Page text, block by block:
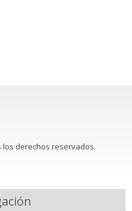
los derechos reservados.